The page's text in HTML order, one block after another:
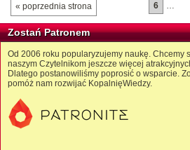
« poprzednia strona 6 …
Zostań Patronem
Od 2006 roku popularyzujemy naukę. Chcemy
naszym Czytelnikom jeszcze więcej
Dlatego postanowiliśmy poprosić o wsparcie.
pomóż nam rozwijać KopalnięWiedzy.